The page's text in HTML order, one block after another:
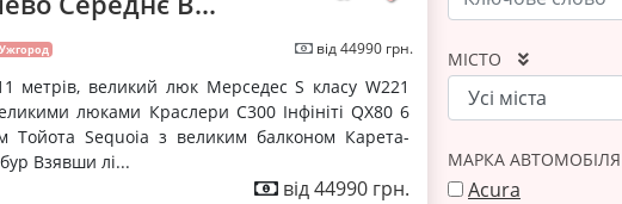
МІСТО
МАРКА АВТОМОБІЛЯ
Acura
Ужгород від 44990 грн.
метрів, великий люк Мерседес S класу W221
люками Краслери С300 Інфініті QX80 6
Тойота Sequoia з великим балконом Карета-
Взявши лі...
від 44990 грн.